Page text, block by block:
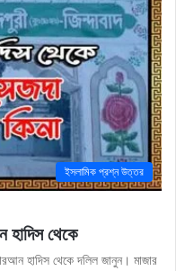
ইসলামিক প্রশ্ন উত্তর
হাদিস থেকে
হাদিস থেকে দলিল জানুন। মাজার